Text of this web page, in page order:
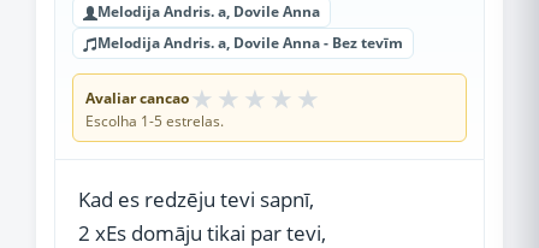
Melodija Andris. a, Dovile Anna
Melodija Andris. a, Dovile Anna - Bez tevīm
Avaliar cancao★ ★ ★ ★ ★
Escolha 1-5 estrelas.
Kad es redzēju tevi sapnī,
2 xEs domāju tikai par tevi,